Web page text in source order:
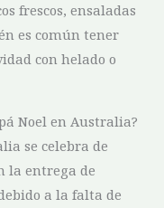
frescos, ensaladas‌
es común tener
con helado o
Noel en ⁤Australia?
se celebra de
‍la ⁤entrega de
a la falta de